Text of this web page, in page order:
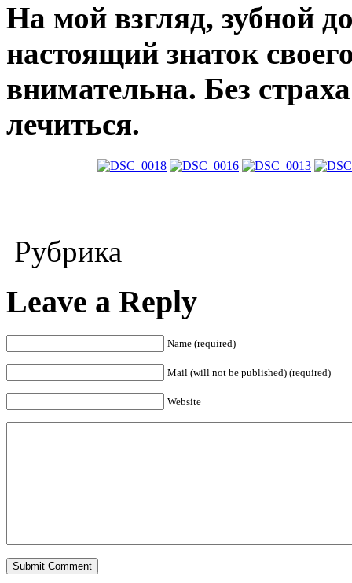
На мой взгляд, зубной
настоящий знаток
внимательна. Без
лечиться.
Рубрика
Leave a Reply
Name (required)
Mail (will not be published) (required)
Website